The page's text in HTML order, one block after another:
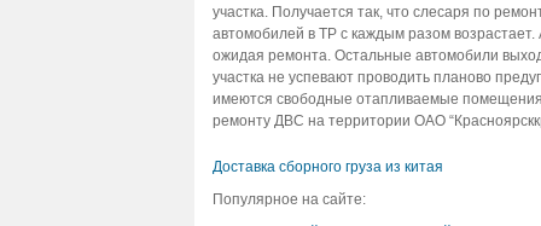
участка. Получается так, что слесаря по
автомобилей в ТР с каждым разом
ожидая ремонта. Остальные автомобили
участка не успевают проводить планово
имеются свободные отапливаемые
ремонту ДВС на территории ОАО
Доставка сборного груза из китая
Популярное на сайте: